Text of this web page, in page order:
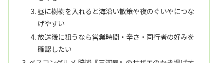
昼に樹樹を入れると海沿い散策や夜のぐいやにつな
げやすい
放送後に狙うなら営業時間・辛さ・同行者の好みを
確認したい